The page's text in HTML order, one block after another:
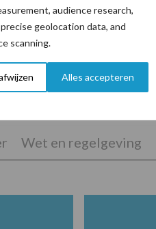
audience research,
geolocation data, and
scanning.
Alles accepteren
vaak onderschatte
Wet en regelgeving